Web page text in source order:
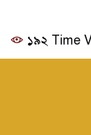
১৯২ Time